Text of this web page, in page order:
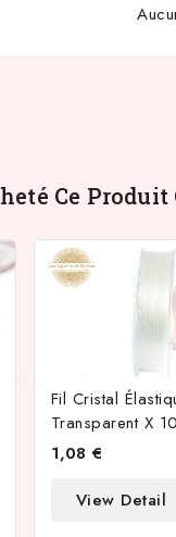
Ce
Fil Cristal
Transparent X
1,08 €
View Detail